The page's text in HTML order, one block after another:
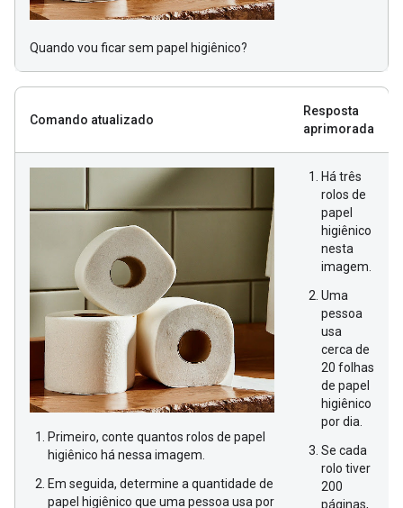
Quando vou ficar sem papel higiênico?
Comando atualizado
Resposta
aprimorada
Primeiro, conte quantos rolos de papel
higiênico há nessa imagem.
Em seguida, determine a quantidade de
papel higiênico que uma pessoa usa por
Há três
rolos de
papel
higiênico
nesta
imagem.
Uma
pessoa
usa
cerca de
20 folhas
de papel
higiênico
por dia.
Se cada
rolo tiver
200
páginas,